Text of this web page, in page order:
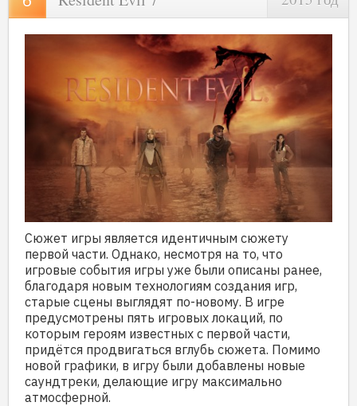
Сюжет игры является идентичным сюжету
первой части. Однако, несмотря на то, что
игровые события игры уже были описаны ранее,
благодаря новым технологиям создания игр,
старые сцены выглядят по-новому. В игре
предусмотрены пять игровых локаций, по
которым героям известных с первой части,
придётся продвигаться вглубь сюжета. Помимо
новой графики, в игру были добавлены новые
саундтреки, делающие игру максимально
атмосферной.